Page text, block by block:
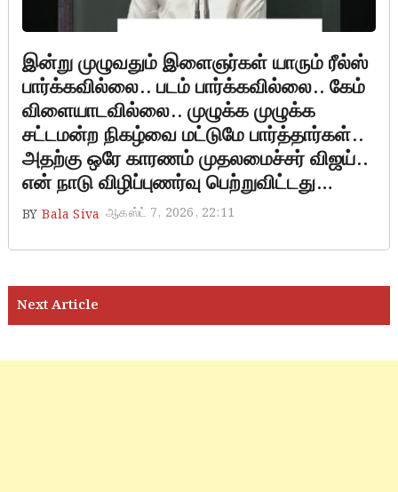
இன்று முழுவதும் இளைஞர்கள் யாரும் ரீல்ஸ்
பார்க்கவில்லை.. படம் பார்க்கவில்லை.. கேம்
விளையாடவில்லை.. முழுக்க முழுக்க
சட்டமன்ற நிகழ்வை மட்டுமே பார்த்தார்கள்..
அதற்கு ஒரே காரணம் முதலமைச்சர் விஜய்..
என் நாடு விழிப்புணர்வு பெற்றுவிட்டது…
BY Bala Siva ஆகஸ்ட் 7, 2026, 22:11